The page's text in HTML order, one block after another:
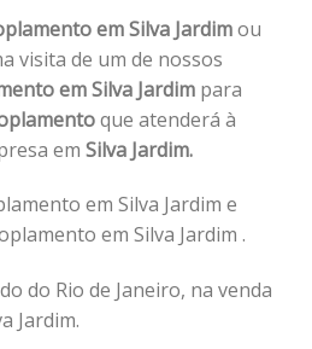
em Silva Jardimou
visita de um de nossos
em Silva Jardim para
que atenderá à
em Silva Jardim.
em Silva Jardim e
em Silva Jardim .
do Rio de Janeiro, na venda
Jardim.